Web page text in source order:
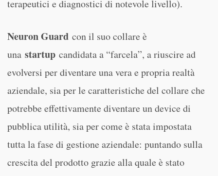
terapeutici e diagnostici di notevole livello).
Neuron Guard con il suo collare è
una startup candidata a “farcela”, a riuscire ad
evolversi per diventare una vera e propria realtà
aziendale, sia per le caratteristiche del collare che
potrebbe effettivamente diventare un device di
pubblica utilità, sia per come è stata impostata
tutta la fase di gestione aziendale: puntando sulla
crescita del prodotto grazie alla quale è stato